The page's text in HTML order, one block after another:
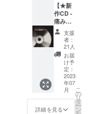
地域のお祭
りから数千
人規模の
フェスまで
出演するパ
フォーマン
スは見る人
を選ばな
い。
【★新
作CD -
痛みの
作
文。-3
曲入り
ゲット
★】 ・
新作
CD「痛
みの作
文。」
を含む3
曲入り
支援
者：
21人
お届
け予
定：
2023
年07
月
詳細を見る
こ
の
リ
タ
ー
ン